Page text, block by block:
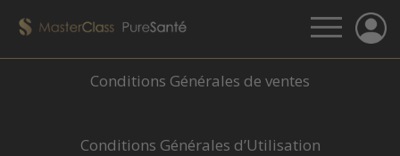
Conditions Générales de ventes
Conditions Générales d’Utilisation